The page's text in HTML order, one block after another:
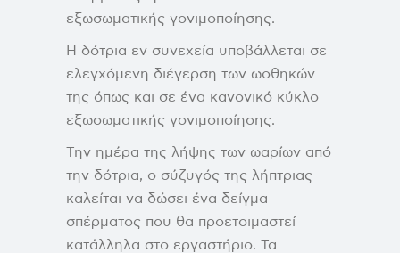
εξωσωματικής γονιμοποίησης.
Η δότρια εν συνεχεία υποβάλλεται σε
ελεγχόμενη διέγερση των ωοθηκών
της όπως και σε ένα κανονικό κύκλο
εξωσωματικής γονιμοποίησης.
Την ημέρα της λήψης των ωαρίων από
την δότρια, ο σύζυγός της λήπτριας
καλείται να δώσει ένα δείγμα
σπέρματος που θα προετοιμαστεί
κατάλληλα στο εργαστήριο. Τα